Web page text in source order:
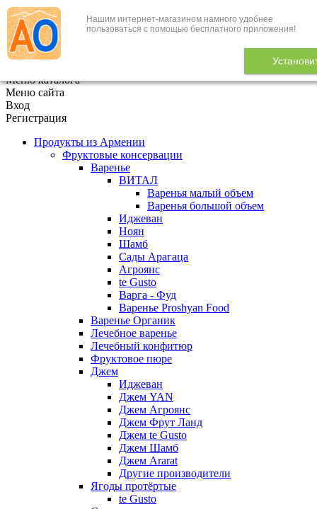
Нашим интернет-магазином намного удобнее
пользоваться с помощью бесплатного приложения!
+7 (495) 646-888-1
В корзине 0
Меню каталога
Меню сайта
Вход
Регистрация
Продукты из Армении
Фруктовые консервации
Варенье
ВИТАЛ
Варенья малый объем
Варенья большой объем
Иджеван
Ноян
Шамб
Сады Арагаца
Агроянс
te Gusto
Варга - Фуд
Варенье Proshyan Food
Варенье Органик
Лечебное варенье
Лечебный конфитюр
Фруктовое пюре
Джем
Иджеван
Джем YAN
Джем Агроянс
Джем Фрут Ланд
Джем te Gusto
Джем Шамб
Джем Ararat
Другие производители
Ягоды протёртые
te Gusto